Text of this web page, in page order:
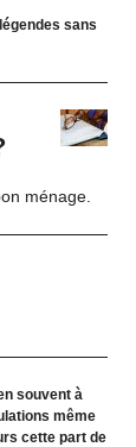
sans
ménage.
souvent à
même
cette part de